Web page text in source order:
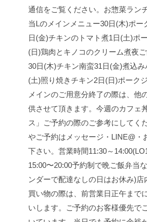
通信をご覧ください。 お惣菜ラン
当Lのメインメニュー30日(木)ポー
日(金)チキンのトマト煮1日(土)ポ
(日)鶏肉とキノコのクリーム煮夜
30日(木)チキン南蛮31日(金)煮込み
(土)照り焼きチキン2日(日)ポーク
メインのご用意分終了の際は、他
供させて頂きます。 今週のカフェ
ス」
ご予約の際のご参考にしてく
やご予約はメッセージ・LINE@・
下さい。 営業時間11:30～
15:00〜20:00予約制で晩ご飯弁当
ンダーで配達なしの日はお休み)店
買い物の際は、前営業日正午まで
いします。
ご予約のお客様優先で